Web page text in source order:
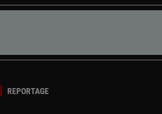
REPORTAGE